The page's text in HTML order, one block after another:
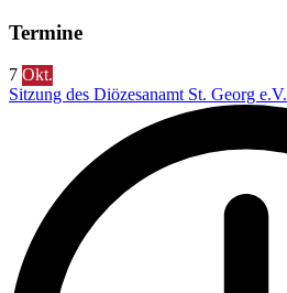
Termine
7 Okt.
Sitzung des Diözesanamt St. Georg e.V.